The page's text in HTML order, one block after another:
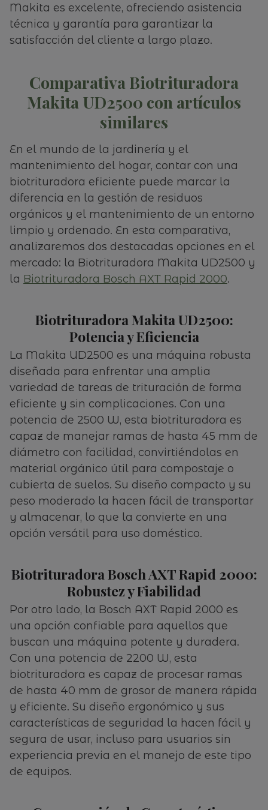
Makita es excelente, ofreciendo asistencia
técnica y garantía para garantizar la
satisfacción del cliente a largo plazo.
Comparativa Biotrituradora
Makita UD2500 con artículos
similares
En el mundo de la jardinería y el
mantenimiento del hogar, contar con una
biotrituradora eficiente puede marcar la
diferencia en la gestión de residuos
orgánicos y el mantenimiento de un entorno
limpio y ordenado. En esta comparativa,
analizaremos dos destacadas opciones en el
mercado: la Biotrituradora Makita UD2500 y
la Biotrituradora Bosch AXT Rapid 2000.
Biotrituradora Makita UD2500:
Potencia y Eficiencia
La Makita UD2500 es una máquina robusta
diseñada para enfrentar una amplia
variedad de tareas de trituración de forma
eficiente y sin complicaciones. Con una
potencia de 2500 W, esta biotrituradora es
capaz de manejar ramas de hasta 45 mm de
diámetro con facilidad, convirtiéndolas en
material orgánico útil para compostaje o
cubierta de suelos. Su diseño compacto y su
peso moderado la hacen fácil de transportar
y almacenar, lo que la convierte en una
opción versátil para uso doméstico.
Biotrituradora Bosch AXT Rapid 2000:
Robustez y Fiabilidad
Por otro lado, la Bosch AXT Rapid 2000 es
una opción confiable para aquellos que
buscan una máquina potente y duradera.
Con una potencia de 2200 W, esta
biotrituradora es capaz de procesar ramas
de hasta 40 mm de grosor de manera rápida
y eficiente. Su diseño ergonómico y sus
características de seguridad la hacen fácil y
segura de usar, incluso para usuarios sin
experiencia previa en el manejo de este tipo
de equipos.